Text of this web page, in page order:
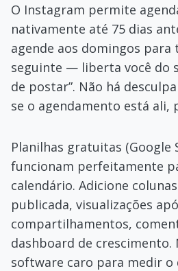
O Instagram permite
nativamente até 75 dias
agende aos domingos para
seguinte — liberta você do
de postar”. Não há
se o agendamento está ali,
Planilhas gratuitas (Google
funcionam perfeitamente
calendário. Adicione
publicada, visualizações
compartilhamentos,
dashboard de crescimento.
software caro para medir o